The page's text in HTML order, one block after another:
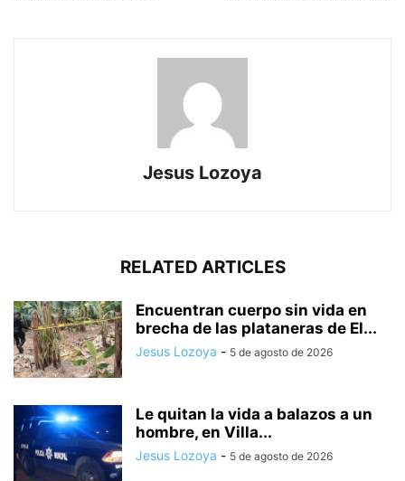
Jesus Lozoya
RELATED ARTICLES
Encuentran cuerpo sin vida en
brecha de las plataneras de El...
Jesus Lozoya - 5 de agosto de 2026
Le quitan la vida a balazos a un
hombre, en Villa...
Jesus Lozoya - 5 de agosto de 2026